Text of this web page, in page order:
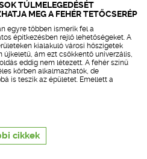
TÚLMELEGEDÉSÉT
MEG A FEHÉR TETŐCSERÉP
egyre többen ismerik fel a
építkezésben rejlő lehetőségeket. A
kialakuló városi hőszigetek
újkeletű, ám ezt csökkentő univerzális,
eddig nem létezett. A fehér színű
körben alkalmazhatók, de
is teszik az épületet. Emellett a
cikkek